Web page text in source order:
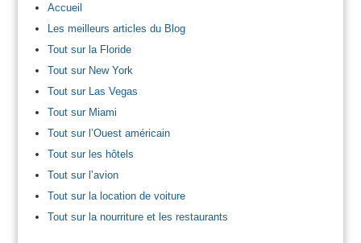
Accueil
Les meilleurs articles du Blog
Tout sur la Floride
Tout sur New York
Tout sur Las Vegas
Tout sur Miami
Tout sur l’Ouest américain
Tout sur les hôtels
Tout sur l’avion
Tout sur la location de voiture
Tout sur la nourriture et les restaurants